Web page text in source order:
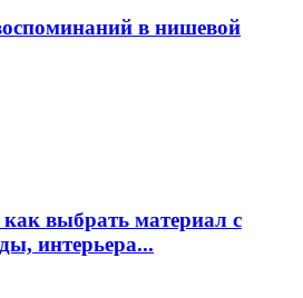
в нишевой
выбрать материал с
интерьера...